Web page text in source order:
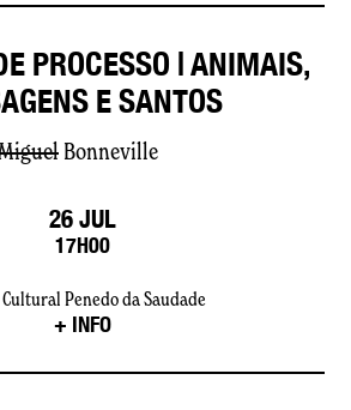
PROCESSO | ANIMAIS,
E SANTOS
Bonneville
26 JUL
17H00
Penedo da Saudade
+ INFO